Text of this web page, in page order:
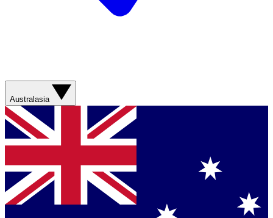
Australasia